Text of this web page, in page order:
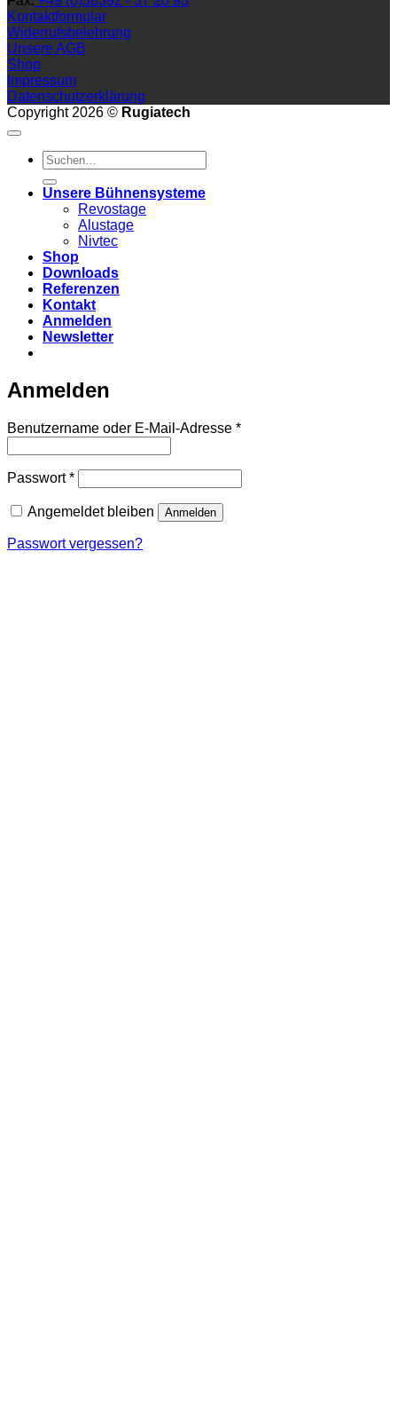
Kontaktformular
Widerrufsbelehrung
Unsere AGB
Shop
Impressum
Datenschutzerklärung
Copyright 2026 © Rugiatech
Suchen
nach:
Unsere Bühnensysteme
Revostage
Alustage
Nivtec
Shop
Downloads
Referenzen
Kontakt
Anmelden
Newsletter
Anmelden
Benutzername oder E-Mail-Adresse *Erforderlich
Passwort*Erforderlich
Angemeldet bleiben Anmelden
Passwort vergessen?